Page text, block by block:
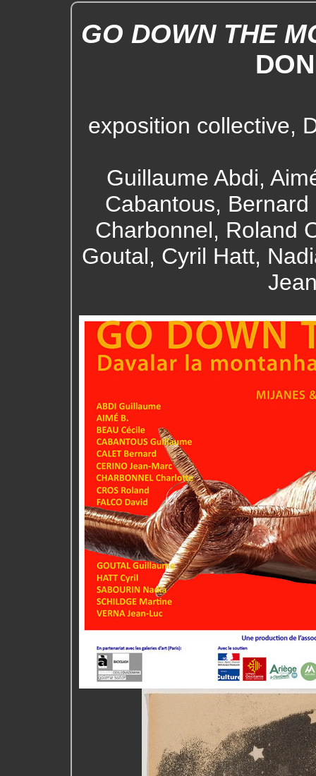
GO DOWN THE
exposition collective,
Guillaume Abdi,
Cabantous,
Charbonnel, Roland
Goutal, Cyril Hatt,